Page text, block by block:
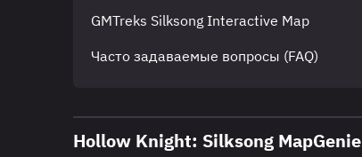
GMTreks Silksong Interactive Map
Часто задаваемые вопросы (FAQ)
Hollow Knight: Silksong MapGenie